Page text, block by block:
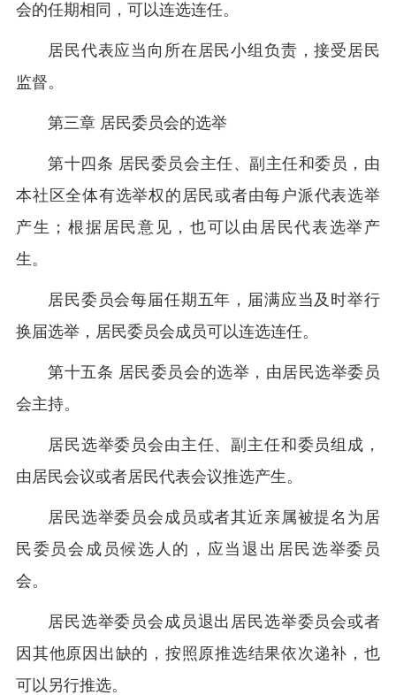
会的任期相同，可以连选连任。
居民代表应当向所在居民小组负责，接受居民
监督。
第三章 居民委员会的选举
第十四条 居民委员会主任、副主任和委员，由
本社区全体有选举权的居民或者由每户派代表选举
产生；根据居民意见，也可以由居民代表选举产
生。
居民委员会每届任期五年，届满应当及时举行
换届选举，居民委员会成员可以连选连任。
第十五条 居民委员会的选举，由居民选举委员
会主持。
居民选举委员会由主任、副主任和委员组成，
由居民会议或者居民代表会议推选产生。
居民选举委员会成员或者其近亲属被提名为居
民委员会成员候选人的，应当退出居民选举委员
会。
居民选举委员会成员退出居民选举委员会或者
因其他原因出缺的，按照原推选结果依次递补，也
可以另行推选。